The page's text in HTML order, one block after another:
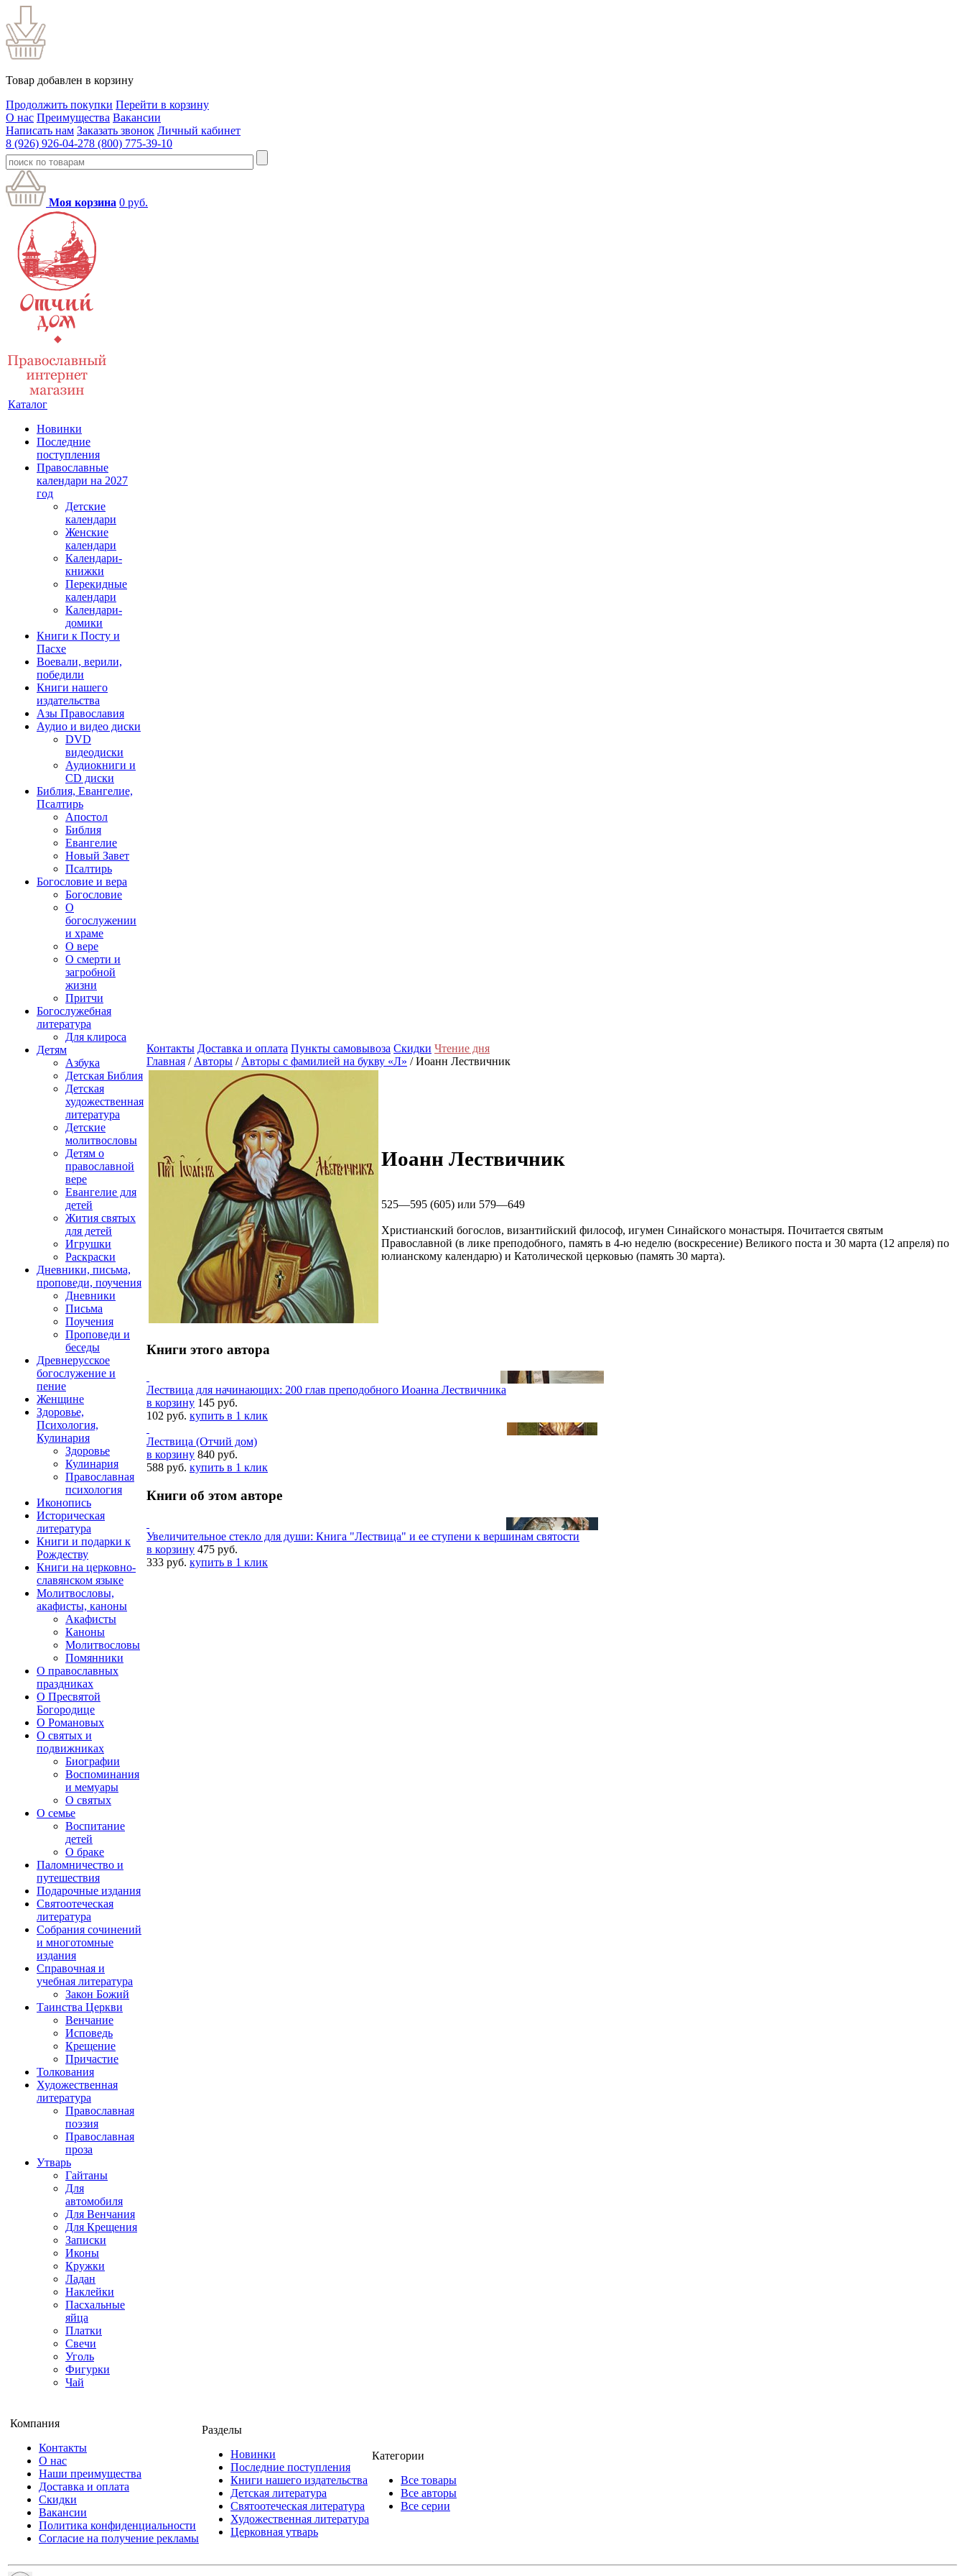
Товар добавлен в корзину
Продолжить покупки Перейти в корзину
О нас Преимущества Вакансии
Написать нам Заказать звонок Личный кабинет
8 (926) 926-04-278 (800) 775-39-10
Моя корзина 0 руб.
Каталог
Новинки
Последние
поступления
Православные
календари на 2027
год
Детские
календари
Женские
календари
Календари-
книжки
Перекидные
календари
Календари-
домики
Книги к Посту и
Пасхе
Воевали, верили,
победили
Книги нашего
издательства
Азы Православия
Аудио и видео диски
DVD
видеодиски
Аудиокниги и
CD диски
Библия, Евангелие,
Псалтирь
Апостол
Библия
Евангелие
Новый Завет
Псалтирь
Богословие и вера
Богословие
О
богослужении
и храме
О вере
О смерти и
загробной
жизни
Притчи
Богослужебная
литература
Для клироса
Детям
Азбука
Детская Библия
Детская
художественная
литература
Детские
молитвословы
Детям о
православной
вере
Евангелие для
детей
Жития святых
для детей
Игрушки
Раскраски
Дневники, письма,
проповеди, поучения
Дневники
Письма
Поучения
Проповеди и
беседы
Древнерусское
богослужение и
пение
Женщине
Здоровье,
Психология,
Кулинария
Здоровье
Кулинария
Православная
психология
Иконопись
Историческая
литература
Книги и подарки к
Рождеству
Книги на церковно-
славянском языке
Молитвословы,
акафисты, каноны
Акафисты
Каноны
Молитвословы
Помянники
О православных
праздниках
О Пресвятой
Богородице
О Романовых
О святых и
подвижниках
Биографии
Воспоминания
и мемуары
О святых
О семье
Воспитание
детей
О браке
Паломничество и
путешествия
Подарочные издания
Святоотеческая
литература
Собрания сочинений
и многотомные
издания
Справочная и
учебная литература
Закон Божий
Таинства Церкви
Венчание
Исповедь
Крещение
Причастие
Толкования
Художественная
литература
Православная
поэзия
Православная
проза
Утварь
Гайтаны
Для
автомобиля
Для Венчания
Для Крещения
Записки
Иконы
Кружки
Ладан
Наклейки
Пасхальные
яйца
Платки
Свечи
Уголь
Фигурки
Чай
Контакты Доставка и оплата Пункты самовывоза Скидки Чтение дня
Главная / Авторы / Авторы с фамилией на букву «Л» / Иоанн Лествичник
Иоанн Лествичник
525—595 (605) или 579—649
Христианский богослов, византийский философ, игумен Синайского монастыря. Почитается святым
Православной (в лике преподобного, память в 4-ю неделю (воскресение) Великого поста и 30 марта (12 апреля) по
юлианскому календарю) и Католической церковью (память 30 марта).
Книги этого автора
Лествица для начинающих: 200 глав преподобного Иоанна Лествичника
в корзину 145 руб.
102 руб. купить в 1 клик
Лествица (Отчий дом)
в корзину 840 руб.
588 руб. купить в 1 клик
Книги об этом авторе
Увеличительное стекло для души: Книга "Лествица" и ее ступени к вершинам святости
в корзину 475 руб.
333 руб. купить в 1 клик
Компания
Контакты
О нас
Наши преимущества
Доставка и оплата
Скидки
Вакансии
Политика конфиденциальности
Согласие на получение рекламы
Разделы
Новинки
Последние поступления
Книги нашего издательства
Детская литература
Святоотеческая литература
Художественная литература
Церковная утварь
Категории
Все товары
Все авторы
Все серии